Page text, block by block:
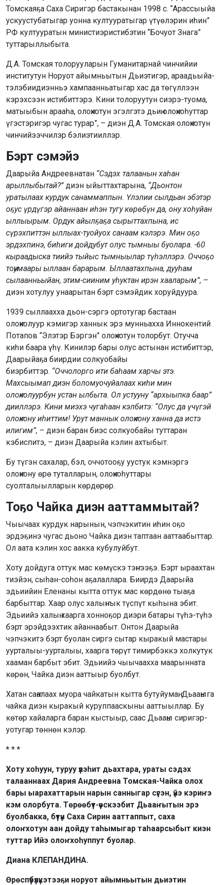
Томскаяҕа Саха Сиригэр бастакынан 1998 с. “Арассыыйа
ускуустубатыгар уонна култууратыгар үтүөлэрин иһин”
РФ култууратын министиэристибэтин “Бочуот Знага”
туттарыллыбыта.
Д.А. Томская толорууларын Гуманитарнай чинчийии
институтун Норуот айымньытын Дьиэтигэр, араадьыйа-
тэлэбиидиэнньэ хампаанньатыгар хас да төгүллээн
кэрэхсээн истибиттэрэ. Кини толоруутун сиэрэ-туома,
матыыбын арааһа, олоҥхотун эгэлгэтэ дьиҥ олоҥхоһуттар
үгэстэригэр чугас турар”, – диэн Д.А. Томская олоҥхотун
чинчийээччилэр бэлиэтииллэр.
Бэрт сэмэйэ
Даарыйа Андреевнатан “Сэдэх талаанын хаһан
арыллыбытай?” диэн ыйыттахтарына, “Дьонтон
уратылаах курдук санаммаппын. Үлэлии сылдьан эбэтэр
оҕус үрдүгэр айаннаан иһэн тугу көрөбүн да, ону хоһуйан
ыллыырым. Ордук айылҕаҕа сырыттахпына, ис
сүрэхпиттэн ыллыах-туойуох санаам кэлэрэ. Мин оҕо
эрдэхпинэ, биһиги дойдубут олус тымныы буолара. -60
кыраадыска тиийэ тыйыс тымныылар түһэллэрэ. Оччоҕо
тоҥумаары ыллаан барарым. Ыллаатахпына, дууһам
сылаанньыйан, этим-сииним уһуктан ирэн хааларым”, –
диэн хотулуу унаарытан бэрт сэмэйдик хоруйдуура.
1939 сыллаахха дьон-сэргэ ортотугар бастаан
олоҥхолуур кэмигэр ханнык эрэ мунньахха Иннокентий
Потапов “Элэтэр Бэргэн” олоҥхотун толорбут. Отучча
киһи баара үһү. Кинилэр бары олус астынан истибиттэр,
Даарыйаҕа биирдии солкуобайы
биэрбиттэр. “Оччолорго ити баһаам харчы этэ.
Махсыымап диэн боломуочуйалаах киһи мин
олоҥхолуурбун устан ылбыта. Ол устууну “архыыпка баар”
дииллэрэ. Кини миэхэ чугаһаан кэлбитэ: “Олус да үчүгэй
олоҥхону иһиттим! Урут маннык олоҥхону ханна да истэ
илигим”, – диэн баран биэс солкуобайы туттаран
кэбиспитэ, – диэн Даарыйа кэлин ахтыбыт.
Бу түгэн сахалар, бэл, оччотооҕу уустук кэмнэргэ
олоҥхону өрө туталларын, олоҥхоһуттары
суолталыылларын көрдөрөр.
Тоҕо Чайка диэн ааттаммытай?
Чыычаах курдук нарынын, чэпчэкитин иһин оҕо
эрдэҕинэ чугас дьоно Чайка диэн таптаан ааттаабыттар.
Ол аата кэлин хос аакка кубулуйбут.
Хоту дойдуга оттук мас көмүскэ тэҥнээҕэ. Бэрт ыраахтан
тиэйэн, сыһан-соһон аҕалаллара. Биирдэ Даарыйа
эдьиийин Еленаны кытта оттук мас көрдөнө тыаҕа
барбыттар. Хаар олус халыҥнык түспүт кыһына эбит.
Эдьиийэ халыҥ хаарга хонноҕор диэри батары түһэ-түһэ
бэрт эрэйдээхтик айаннаабыт. Онтон Даарыйа
чэпчэкитэ бэрт буолан сиргэ сытар кыракый мастары
уурталыы-уурталыы, хаарга төрүт тимирбэккэ холкутук
хааман барбыт эбит. Эдьиийэ чыычаахха маарынната
көрөн, Чайка диэн ааттыыр буолбут.
Хатан саҥалаах муора чайкатын кытта бутуйумаҥ. Дьааҥыга
чайка диэн кыракый куруппааскыны ааттыыллар. Бу
көтөр хайаларга баран кыстыыр, саас Дьааҥы сиригэр-
уотугар төннөн кэлэр.
* * *
Хоту хоһуун, туруу үлэһит дьахтара, ураты сэдэх
талааннаах Дария Андреевна Томская-Чайка олох
бары ыарахаттарын нарын санныгар сүгэн, үйэ кэриҥэ
кэм олорбута. Төрөөбүт-үөскээбит Дьааҥытын эрэ
буолбакка, бүтүн Саха Сирин ааттаппыт, саха
олоҥхотун аан дойду таһымыгар таһаарсыбыт киэн
туттар Ийэ олоҥхоһуппут буолар.
Диана КЛЕПАНДИНА.
Өрөспүүбүлүкэтээҕи норуот айымньытын дьиэтин